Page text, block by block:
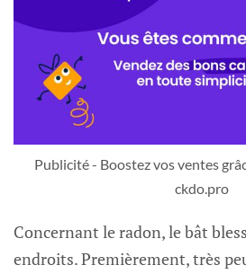
Publicité - Boostez vos ventes
ckdo.pro
Concernant le radon, le bât
endroits. Premièrement, très